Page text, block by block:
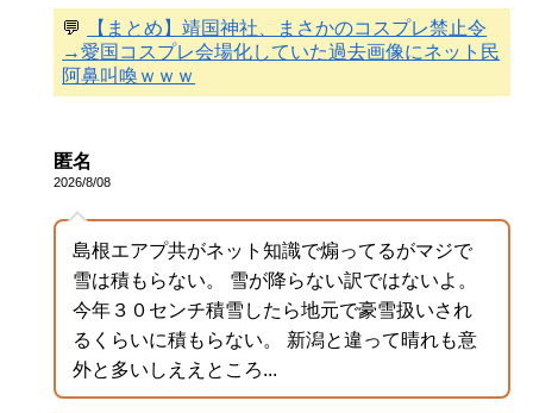
💬
【まとめ】靖国神社、まさかのコスプレ禁止令
→愛国コスプレ会場化していた過去画像にネット民
阿鼻叫喚ｗｗｗ
匿名
2026/8/08
島根エアプ共がネット知識で煽ってるがマジで
雪は積もらない。 雪が降らない訳ではないよ。
今年３０センチ積雪したら地元で豪雪扱いされ
るくらいに積もらない。 新潟と違って晴れも意
外と多いしええところ...